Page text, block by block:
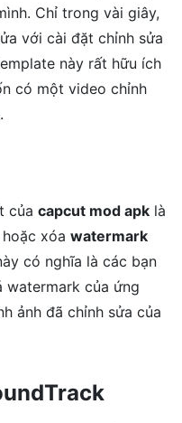
Chỉ trong vài giây,
với cài đặt chỉnh sửa
này rất hữu ích
có một video chỉnh
của capcut mod apk là
xóa watermark
có nghĩa là các bạn
của ứng
ảnh đã chỉnh sửa của